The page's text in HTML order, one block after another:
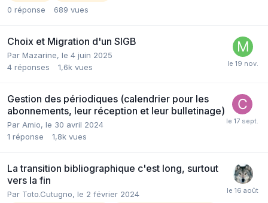
0 réponse 689 vues
Choix et Migration d'un SIGB
Par Mazarine, le 4 juin 2025
4 réponses 1,6k vues
Gestion des périodiques (calendrier pour les
abonnements, leur réception et leur bulletinage)
Par Amio, le 30 avril 2024
1 réponse 1,8k vues
La transition bibliographique c'est long, surtout
vers la fin
Par Toto.Cutugno, le 2 février 2024